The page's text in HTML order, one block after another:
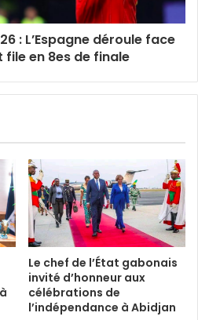
: L’Espagne déroule face
file en 8es de finale
Le chef de l’État gabonais
invité d’honneur aux
célébrations de
l’indépendance à Abidjan